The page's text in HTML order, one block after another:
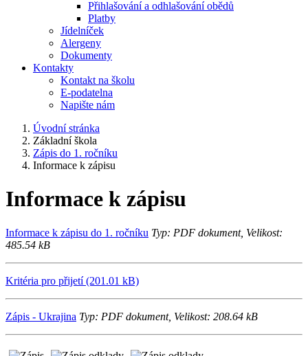
Přihlašování a odhlašování obědů
Platby
Jídelníček
Alergeny
Dokumenty
Kontakty
Kontakt na školu
E-podatelna
Napište nám
Úvodní stránka
Základní škola
Zápis do 1. ročníku
Informace k zápisu
Informace k zápisu
Informace k zápisu do 1. ročníku Typ: PDF dokument, Velikost:
485.54 kB
Kritéria pro přijetí (201.01 kB)
Zápis - Ukrajina Typ: PDF dokument, Velikost: 208.64 kB